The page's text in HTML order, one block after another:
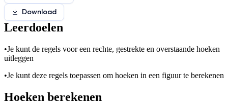
Download
Leerdoelen
•Je kunt de regels voor een rechte, gestrekte en overstaande hoeken
uitleggen
•Je kunt deze regels toepassen om hoeken in een figuur te berekenen
Hoeken berekenen